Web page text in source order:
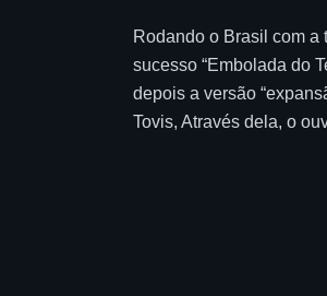
Rodando o Brasil com a
sucesso “Embolada do
depois a versão
Tovis, Através dela, o